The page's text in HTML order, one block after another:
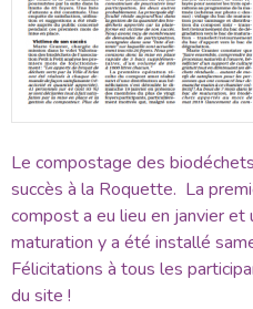
Le compostage des
succès à la Roquette. La
compost a eu lieu en janvier et
maturation y a été installé
Félicitations à tous les
du site !